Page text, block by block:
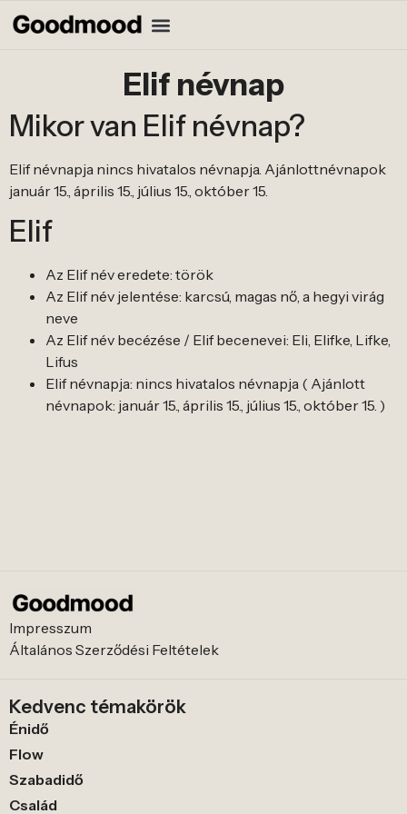
Elif névnap
Mikor van Elif névnap?
Elif névnapja nincs hivatalos névnapja. Ajánlottnévnapok
január 15., április 15., július 15., október 15.
Elif
Az Elif név eredete: török
Az Elif név jelentése: karcsú, magas nő, a hegyi virág
neve
Az Elif név becézése / Elif becenevei: Eli, Elifke, Lifke,
Lifus
Elif névnapja: nincs hivatalos névnapja ( Ajánlott
névnapok: január 15., április 15., július 15., október 15. )
Impresszum
Általános Szerződési Feltételek
Kedvenc témakörök
Énidő
Flow
Szabadidő
Család